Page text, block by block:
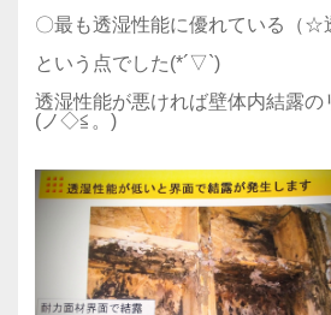
〇最も透湿性能に優れている（☆
という点でした(*´▽`)
透湿性能が悪ければ壁体内結露の
(ノ◇≦。)